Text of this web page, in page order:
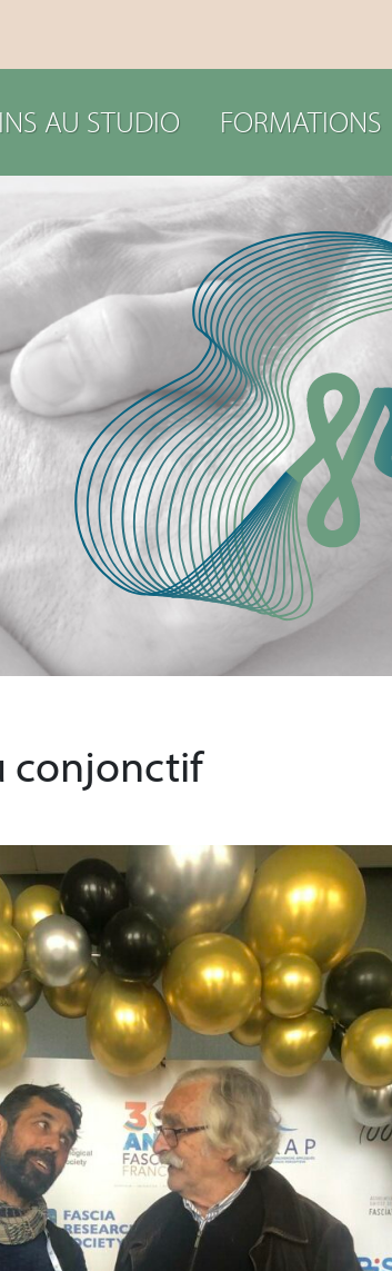
AU STUDIO FORMATIONS
conjonctif